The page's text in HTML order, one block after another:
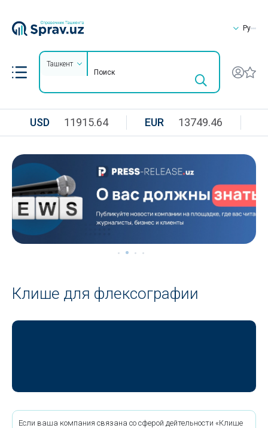
Ру
Ташкент
USD 11915.64 EUR 13749.46
Клише для флексографии
Если ваша компания связана со сферой дейтельности «Клише